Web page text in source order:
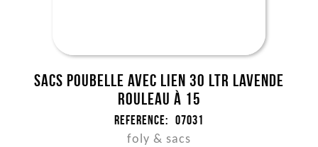
Sacs poubelle avec lien 30 ltr LAVENDE
rouleau à 15
Reference: 07031
foly & sacs